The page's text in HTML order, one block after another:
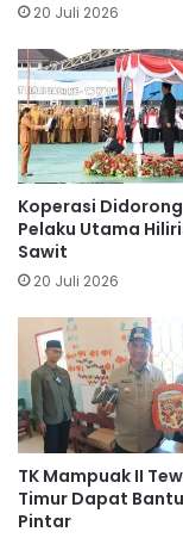
20 Juli 2026
Koperasi
Pelaku Utama
Sawit
20 Juli 2026
TK Mampuak II
Timur Dapat
Pintar